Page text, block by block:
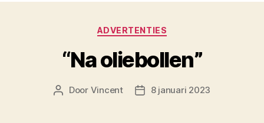
Categorieën
ADVERTENTIES
“Na oliebollen”
Berichtauteur
Door Vincent Berichtdatum
8 januari 2023